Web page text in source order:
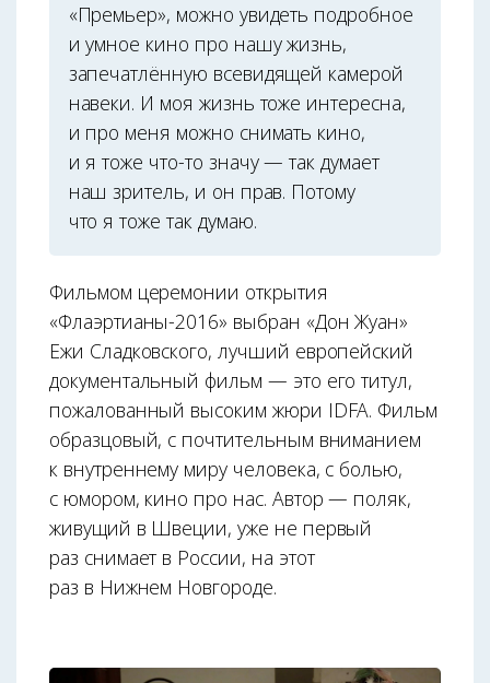
«Премьер», можно увидеть подробное
и умное кино про нашу жизнь,
запечатлённую всевидящей камерой
навеки. И моя жизнь тоже интересна,
и про меня можно снимать кино,
и я тоже что-то значу — так думает
наш зритель, и он прав. Потому
что я тоже так думаю.
Фильмом церемонии открытия
«Флаэртианы-2016» выбран «Дон Жуан»
Ежи Сладковского, лучший европейский
документальный фильм — это его титул,
пожалованный высоким жюри IDFA. Фильм
образцовый, с почтительным вниманием
к внутреннему миру человека, с болью,
с юмором, кино про нас. Автор — поляк,
живущий в Швеции, уже не первый
раз снимает в России, на этот
раз в Нижнем Новгороде.